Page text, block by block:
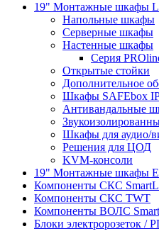
19" Монтажные шкафы
Напольные шкафы
Серверные шкафы
Настенные шкафы
Серия
Открытые стойки
Дополнительное
Шкафы SAFEbox
Антивандальные
Шкафы для аудио/
Решения для ЦОД
KVM-консоли
19" Монтажные шкафы
Компоненты СКС
Компоненты СКС TWT
Компоненты ВОЛС
Блоки электророзеток /